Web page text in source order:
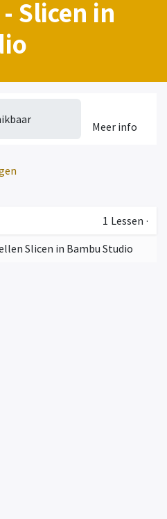
Slicen in
Meer info
1 Lessen ·
Slicen in Bambu Studio